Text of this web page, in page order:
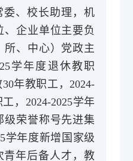
委、校长助理，机
企业单位主要负
所、中心）党政主
学年度退休教职
年教职工，2024-
，2024-2025学年
级荣誉称号先进集
学年度新增国家级
青年后备人才，教